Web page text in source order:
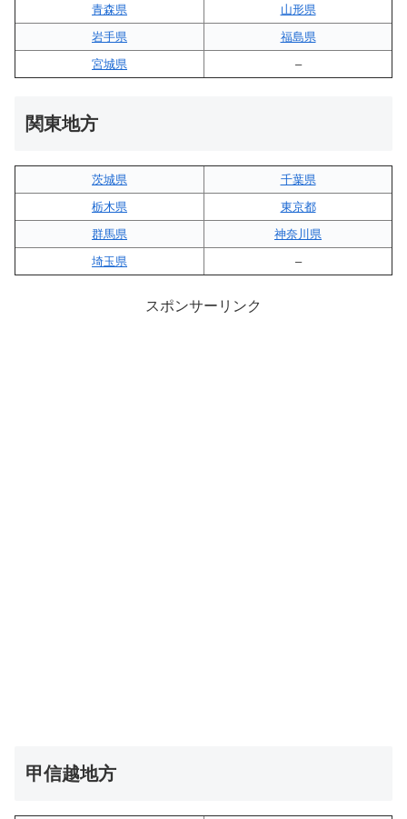
青森県
山形県
岩手県
福島県
宮城県
–
関東地方
茨城県
千葉県
栃木県
東京都
群馬県
神奈川県
埼玉県
–
スポンサーリンク
甲信越地方